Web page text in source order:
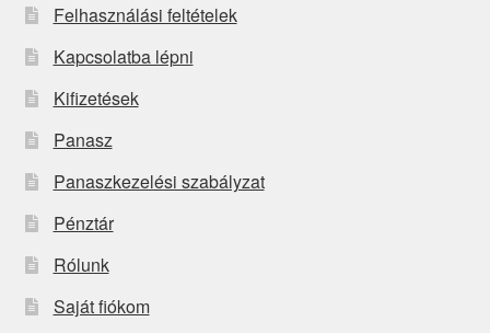
Felhasználási feltételek
Kapcsolatba lépni
Kifizetések
Panasz
Panaszkezelési szabályzat
Pénztár
Rólunk
Saját fiókom